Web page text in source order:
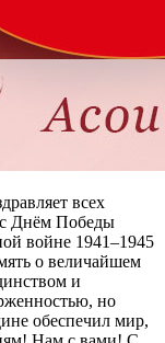
всех
с Днём Победы
войне 1941–1945
о величайшем
и
но
обеспечил мир,